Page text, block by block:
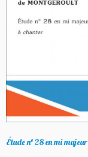
Étude n° 28 en mi majeur